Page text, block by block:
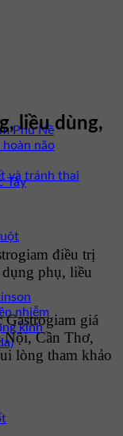
Phù Nề
não
và tránh thai
nhiễm
kinh
liều dùng,
Tây
điều trị
phụ, liều
giá
Nội, Cần Thơ,
lòng tham khảo